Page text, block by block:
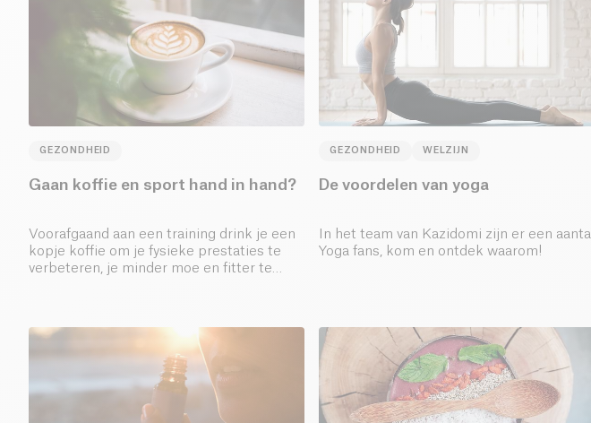
GEZONDHEID
Gaan koffie en sport hand in hand?
Voorafgaand aan een training drink je een
kopje koffie om je fysieke prestaties te
verbeteren, je minder moe en fitter te
GEZONDHEID WELZIJN
De voordelen van yoga
In het team van Kazidomi zijn er een aantal
Yoga fans, kom en ontdek waarom!